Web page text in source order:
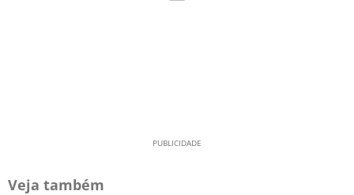
Veja também